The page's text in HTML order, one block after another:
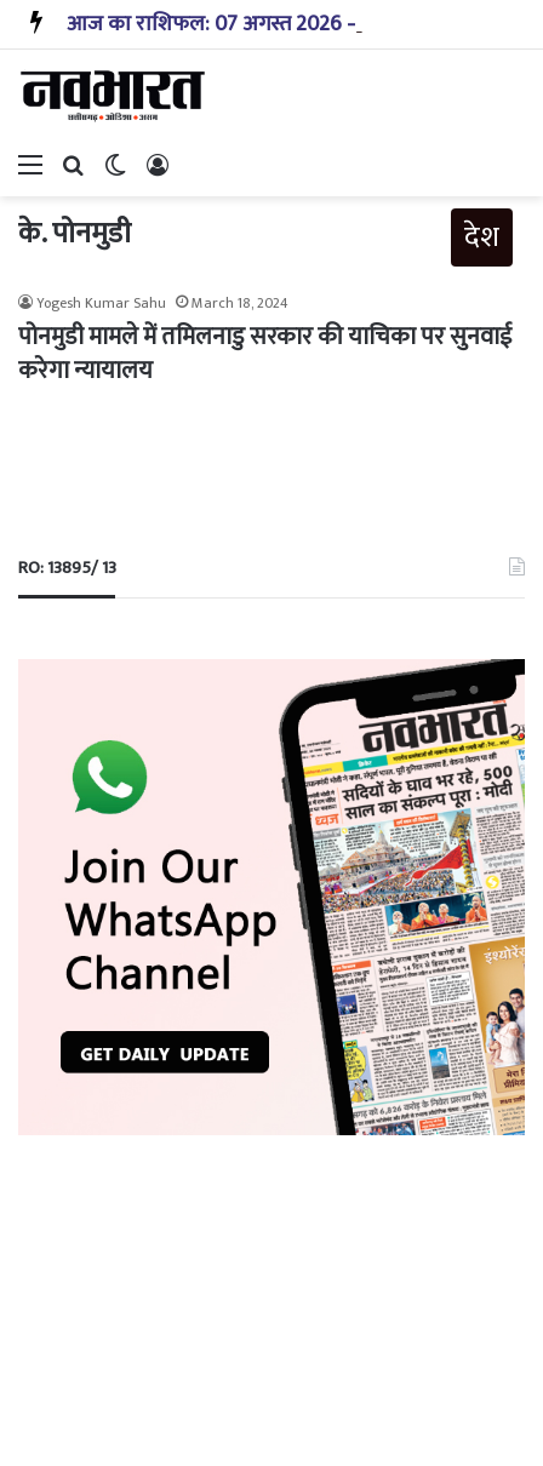
Menu Search forSwitch skin
के. पोनमुडी देश
Yogesh Kumar Sahu March 18, 2024
पोनमुडी मामले में तमिलनाडु सरकार की याचिका पर सुनवाई
करेगा न्यायालय
RO: 13895/ 13